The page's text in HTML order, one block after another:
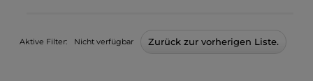
Aktive Filter: Nicht verfügbar Zurück zur vorherigen Liste.